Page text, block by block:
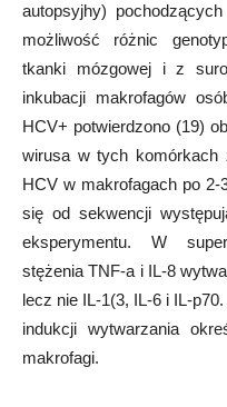
autopsyjhy)
możliwość różnic
tkanki mózgowej i z
inkubacji makrofagów
HCV+ potwierdzono (19)
wirusa w tych komórkach
HCV w makrofagach po 2-
się od sekwencji
eksperymentu. W
stężenia TNF-a i IL-8
lecz nie IL-1(3, IL-6 i IL-
indukcji wytwarzania
makrofagi.